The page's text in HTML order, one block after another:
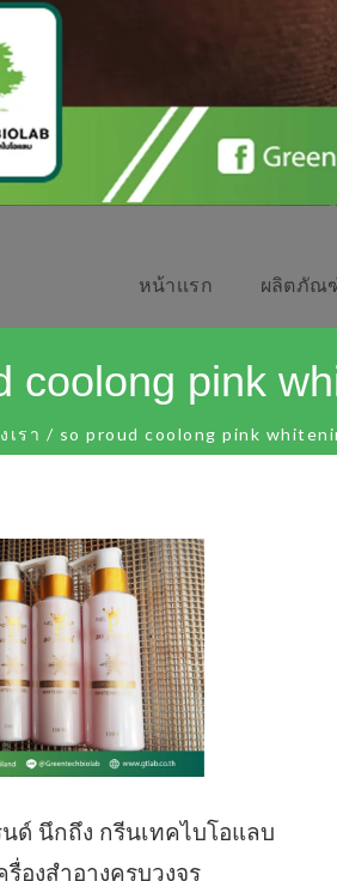
หน้าเเรก ผลิตภัณ
coolong pink
เรา / so proud coolong pink
ด์ นึกถึง กรีนเทคไบโอแลบ
องสำอางครบวงจร